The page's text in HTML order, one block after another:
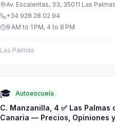
Av. Escaleritas, 33, 35011 Las
Palmas, España
+34 928 28 02 94
9 AM to 1 PM, 4 to 8 PM
Las Palmas
🎓 Autoescuela
C. Manzanilla, 4 ✅ Las Palmas
Canaria — Precios, Opiniones